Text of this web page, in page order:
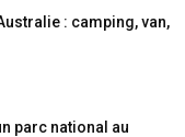
: camping, van,
parc national au